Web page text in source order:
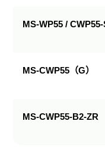
MS-WP55 /
MS-CWP55（G）
MS-CWP55-B2-ZR